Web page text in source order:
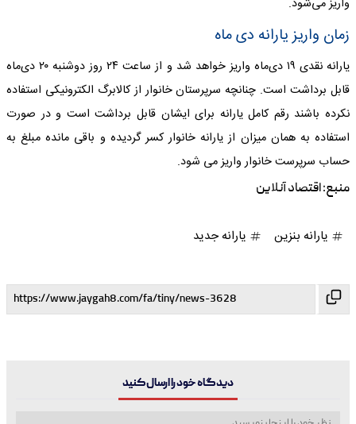
واریز می‌شود.
زمان واریز یارانه دی ماه
یارانه نقدی ۱۹ دی‌ماه واریز خواهد شد و از ساعت ۲۴ روز دوشنبه ۲۰ دی‌ماه
قابل برداشت است. چنانچه سرپرستان خانوار از کالابرگ الکترونیکی استفاده
نکرده باشند رقم کامل یارانه برای ایشان قابل برداشت است و در صورت
استفاده به همان میزان از یارانه خانوار کسر گردیده و باقی مانده مبلغ به
حساب سرپرست خانوار واریز می شود.
منبع:اقتصاد آنلاین
یارانه بنزین یارانه جدید
دیدگاه خود را ارسال کنید